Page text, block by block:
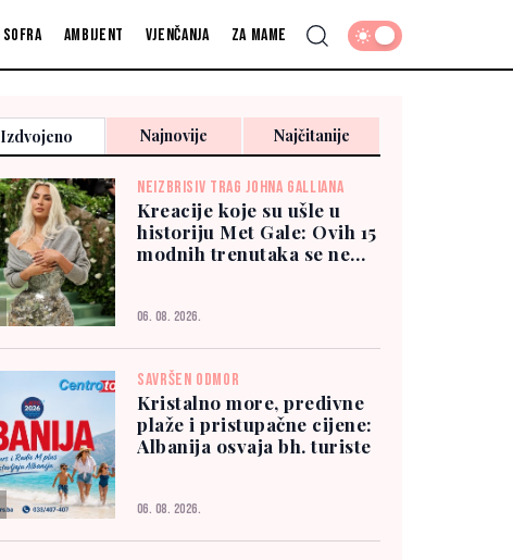
Sofra Ambijent Vjenčanja Za mame
Izdvojeno Najnovije Najčitanije
NEIZBRISIV TRAG JOHNA GALLIANA
Kreacije koje su ušle u
historiju Met Gale: Ovih 15
modnih trenutaka se ne
06. 08. 2026.
SAVRŠEN ODMOR
Kristalno more, predivne
plaže i pristupačne cijene:
Albanija osvaja bh. turiste
06. 08. 2026.